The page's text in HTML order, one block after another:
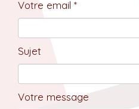
Votre email *
Sujet
Votre message